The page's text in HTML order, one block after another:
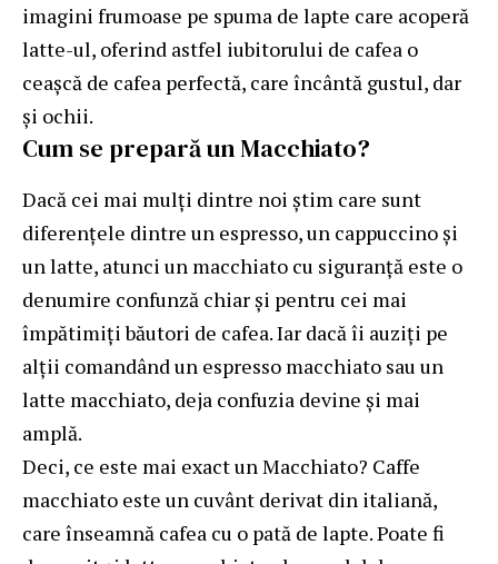
imagini frumoase pe spuma de lapte care acoperă
latte-ul, oferind astfel iubitorului de cafea o
ceașcă de cafea perfectă, care încântă gustul, dar
și ochii.
Cum se prepară un Macchiato?
Dacă cei mai mulți dintre noi știm care sunt
diferențele dintre un espresso, un cappuccino și
un latte, atunci un macchiato cu siguranță este o
denumire confunză chiar și pentru cei mai
împătimiți băutori de cafea. Iar dacă îi auziți pe
alții comandând un espresso macchiato sau un
latte macchiato, deja confuzia devine și mai
amplă.
Deci, ce este mai exact un Macchiato? Caffe
macchiato este un cuvânt derivat din italiană,
care înseamnă cafea cu o pată de lapte. Poate fi